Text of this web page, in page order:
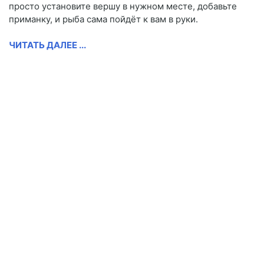
просто установите вершу в нужном месте, добавьте
приманку, и рыба сама пойдёт к вам в руки.
ЧИТАТЬ ДАЛЕЕ ...